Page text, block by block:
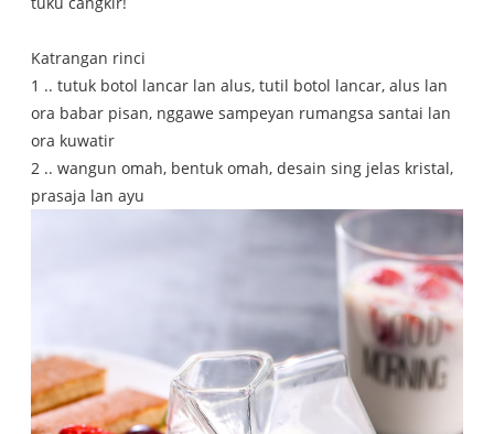
Katrangan rinci
1 .. tutuk botol lancar lan alus, tutil botol lancar, alus lan
ora babar pisan, nggawe sampeyan rumangsa santai lan
ora kuwatir
2 .. wangun omah, bentuk omah, desain sing jelas kristal,
prasaja lan ayu